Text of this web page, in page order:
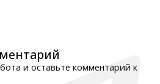
и оставьте комментарий к